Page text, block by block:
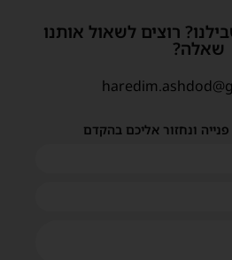
רוצים לשאול אותנו
שאלה?
ונחזור אליכם בהקדם